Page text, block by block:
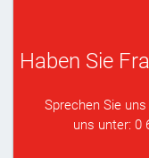
Haben Sie
Sprechen Sie
uns unter: 0